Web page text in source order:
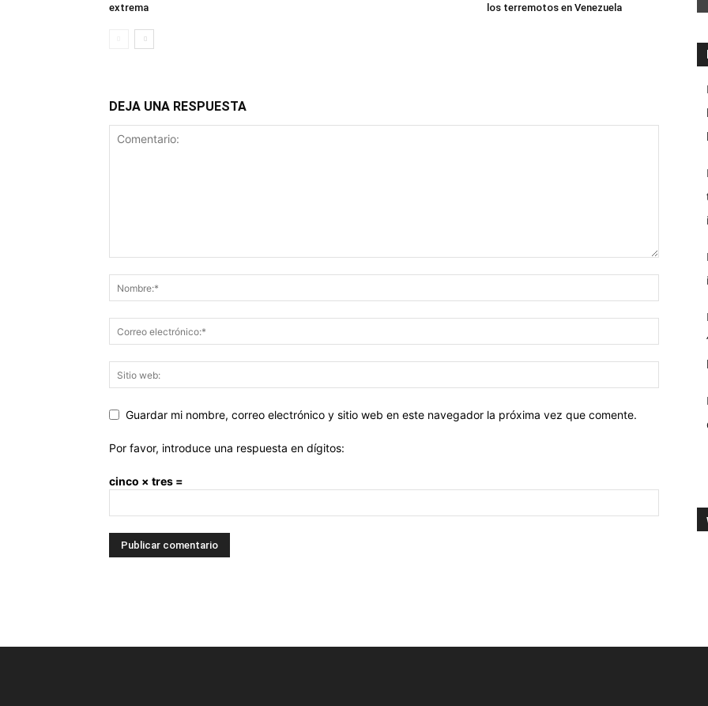
extrema
los terremotos en Venezuela
DEJA UNA RESPUESTA
Guardar mi nombre, correo electrónico y sitio web en este navegador la próxima vez que comente.
Por favor, introduce una respuesta en dígitos:
cinco × tres =